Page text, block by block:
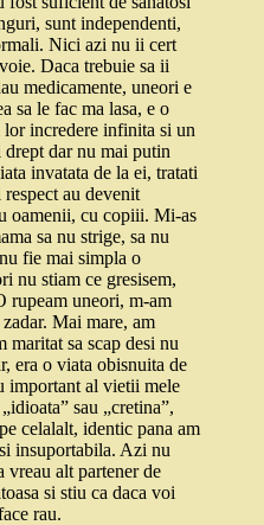
sunt independenti,
Nici azi nu ii cert
Daca trebuie sa ii
medicamente, uneori e
sa le fac ma lasa, e o
incredere infinita si un
drept dar nu mai putin
invatata de la ei, tratati
au devenit
oamenii, cu copiii. Mi-as
sa nu strige, sa nu
fie mai simpla o
nu stiam ce gresisem,
rupeam uneori, m-am
Mai mare, am
maritat sa scap desi nu
era o viata obisnuita de
important al vietii mele
sau „cretina”,
celalalt, identic pana am
insuportabila. Azi nu
vreau alt partener de
si stiu ca daca voi
rau.